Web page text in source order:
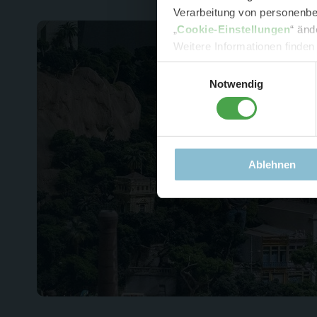
Verarbeitung von
„Cookie-Einstellungen“
Weitere Informationen
Notwendig
Ablehnen
-
-